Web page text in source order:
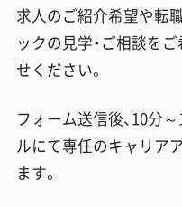
求人のご紹介希望や転
ックの見学・ご相談を
せください。
フォーム送信後、10分
ルにて専任のキャリア
ます。